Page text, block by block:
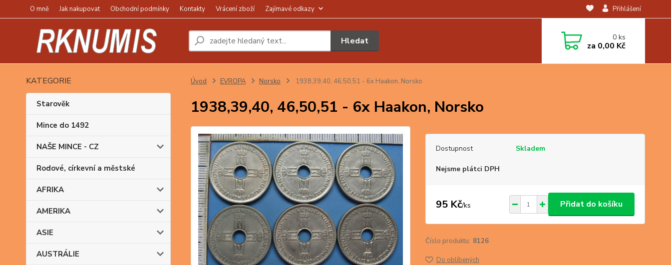
O mně Jak nakupovat Obchodní podmínky Kontakty Vrácení zboží Zajímavé odkazy Přihlášení
Hledat 0ks
za 0,00 Kč
KATEGORIE
Starověk
Mince do 1492
NAŠE MINCE - CZ
Rodové, církevní a městské
AFRIKA
AMERIKA
ASIE
AUSTRÁLIE
Úvod EVROPA Norsko 1938,39,40, 46,50,51 - 6x Haakon, Norsko
1938,39,40, 46,50,51 - 6x Haakon, Norsko
Dostupnost Skladem
Nejsme plátci DPH
95 Kč/ks Přidat do košíku
Číslo produktu: 8126
Do oblíbených